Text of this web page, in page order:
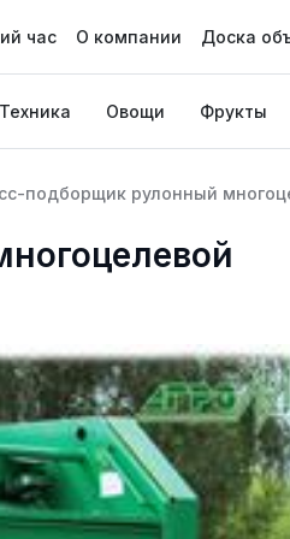
час О компании Доска
Техника Овощи Фрукты
подборщик рулонный